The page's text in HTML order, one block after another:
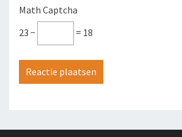
Math Captcha
23 −
= 18